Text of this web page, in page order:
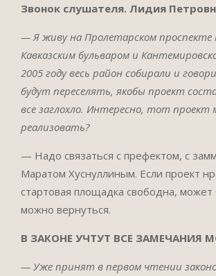
Звонок слушателя. Лидия
— Я живу на Пролетарском проспекте
Кавказским бульваром и
2005 году весь район собирали и
будут переселять, якобы проект
все заглохло. Интересно, тот проект
реализовать?
— Надо связаться с префектом, с
Маратом Хуснуллиным. Если проект
стартовая площадка свободна,
можно вернуться.
В ЗАКОНЕ УЧТУТ ВСЕ ЗАМЕЧАНИЯ
— Уже принят в первом чтении